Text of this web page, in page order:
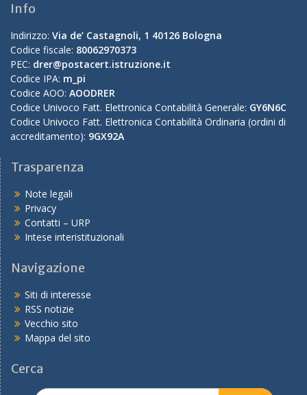
Info
Indirizzo: Via de’ Castagnoli, 1 40126 Bologna
Codice fiscale: 80062970373
PEC: drer@postacert.istruzione.it
Codice IPA: m_pi
Codice AOO: AOODRER
Codice Univoco Fatt. Elettronica Contabilità Generale: GY6N6C
Codice Univoco Fatt. Elettronica Contabilità Ordinaria (ordini di
accreditamento): 9GX92A
Trasparenza
Note legali
Privacy
Contatti – URP
Intese interistituzionali
Navigazione
Siti di interesse
RSS notizie
Vecchio sito
Mappa del sito
Cerca